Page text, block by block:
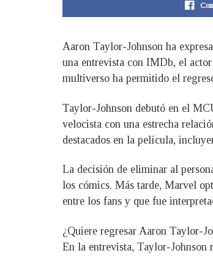
Aaron Taylor-Johnson ha
una entrevista con IMDb, el
multiverso ha permitido el
Taylor-Johnson debutó en el
velocista con una estrecha
destacados en la película,
La decisión de eliminar al
los cómics. Más tarde, Marvel
entre los fans y que fue
¿Quiere regresar Aaron Taylor-
En la entrevista, Taylor-